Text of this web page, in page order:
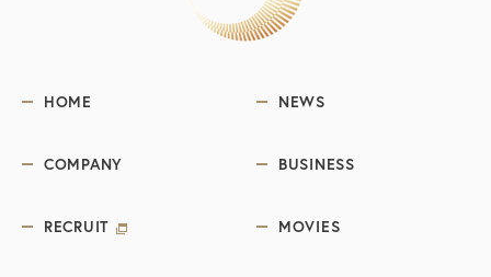
HOME NEWS
COMPANY BUSINESS
RECRUIT MOVIES